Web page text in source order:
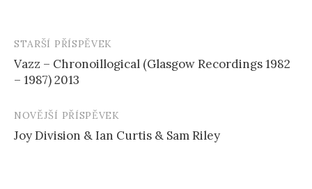
Navigace
příspěvku
STARŠÍ PŘÍSPĚVEK
Vazz – Chronoillogical (Glasgow Recordings 1982
– 1987) 2013
NOVĚJŠÍ PŘÍSPĚVEK
Joy Division & Ian Curtis & Sam Riley